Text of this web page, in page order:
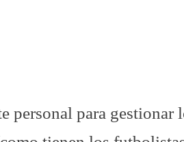
personal para gestionar